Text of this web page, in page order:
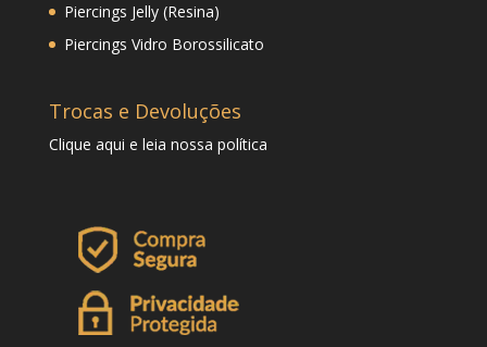
Piercings Jelly (Resina)
Piercings Vidro Borossilicato
Trocas e Devoluções
Clique aqui e leia nossa política